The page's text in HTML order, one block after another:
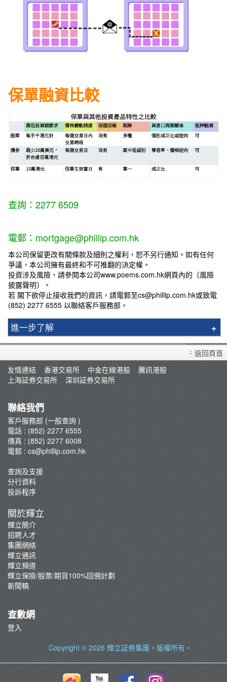
保單融資比較
查詢：2277 6509
電郵：mortgage@phillip.com.hk
本公司保留更改有關條款及細則之權利，恕不另行通知。如有任何
爭議，本公司擁有最終和不可推翻的決定權。
投資涉及風險，請參閱本公司www.poems.com.hk網頁內的〔風險
披露聲明〕。
若 閣下欲停止接收我們的資訊，請電郵至cs@phillip.com.hk或致電
(852) 2277 6555 以聯絡客戶服務部。
進一步了解
物業估價
FAQ
返回頁首
友情連結
香港交易所 中金在線港股
騰訊港股
上海証券交易所
深圳証券交易所
聯絡我們
客戶服務部 (一般查詢 )
電話 : (852) 2277 6555
傳真 : (852) 2277 6008
電郵 : cs@phillip.com.hk
查詢及支援
分行資料
投訴程序
關於輝立
輝立簡介
招聘人才
集團網絡
輝立通訊
輝立頻道
輝立保險/股票/期貨100%回佣計劃
新聞稿
查數網
登入
Copyright © 2026 輝立証券集團 。版權所有。